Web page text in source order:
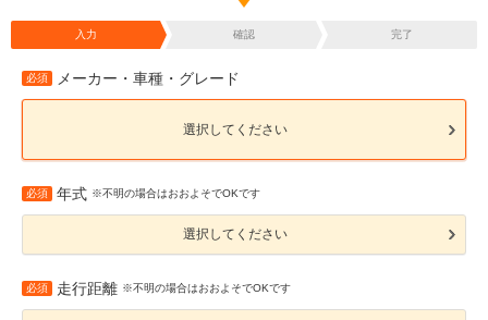
入力 確認 完了
必須 メーカー・車種・グレード
選択してください
必須 年式 ※不明の場合はおおよそでOKです
選択してください
必須 走行距離 ※不明の場合はおおよそでOKです